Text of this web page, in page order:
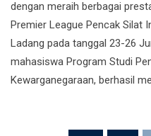
dengan meraih berbagai
Premier League Pencak Silat
Ladang pada tanggal 23-26
mahasiswa Program Studi
Kewarganegaraan, berhasil